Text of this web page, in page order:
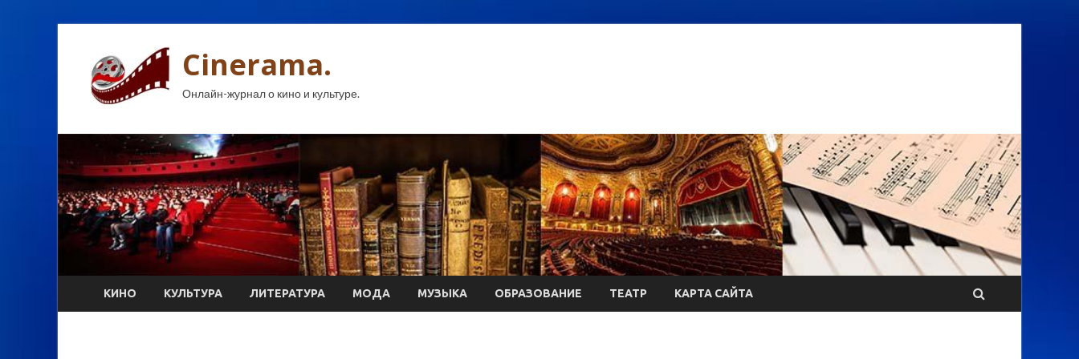
Cinerama.
Онлайн-журнал о кино и культуре.
КИНО КУЛЬТУРА ЛИТЕРАТУРА МОДА МУЗЫКА ОБРАЗОВАНИЕ ТЕАТР КАРТА САЙТА